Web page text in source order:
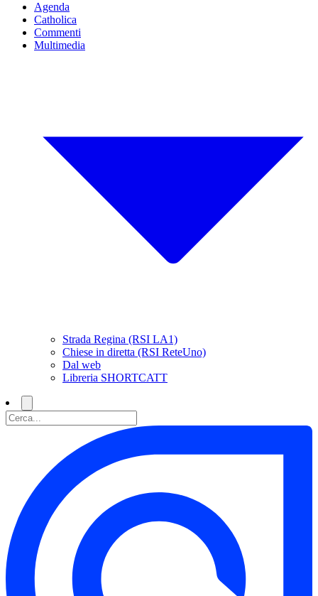
Agenda
Catholica
Commenti
Multimedia
Strada Regina (RSI LA1)
Chiese in diretta (RSI ReteUno)
Dal web
Libreria SHORTCATT